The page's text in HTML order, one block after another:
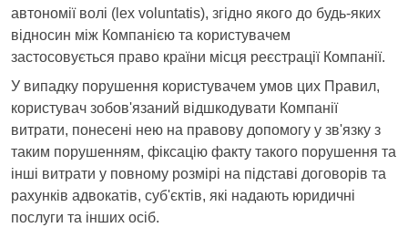
автономії волі (lex voluntatis), згідно якого до будь-яких
відносин між Компанією та користувачем
застосовується право країни місця реєстрації Компанії.
У випадку порушення користувачем умов цих Правил,
користувач зобов'язаний відшкодувати Компанії
витрати, понесені нею на правову допомогу у зв'язку з
таким порушенням, фіксацію факту такого порушення та
інші витрати у повному розмірі на підставі договорів та
рахунків адвокатів, суб'єктів, які надають юридичні
послуги та інших осіб.